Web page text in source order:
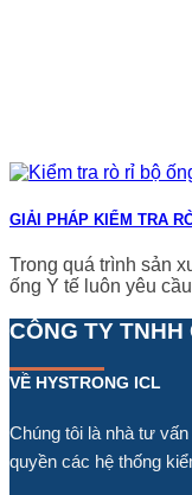
GIẢI PHÁP KIỂM TRA
Trong quá trình sản
ống Y tế luôn yêu
CÔNG TY TNHH
VỀ HYSTRONG ICL
Chúng tôi là nhà tư
quyền các hệ thống